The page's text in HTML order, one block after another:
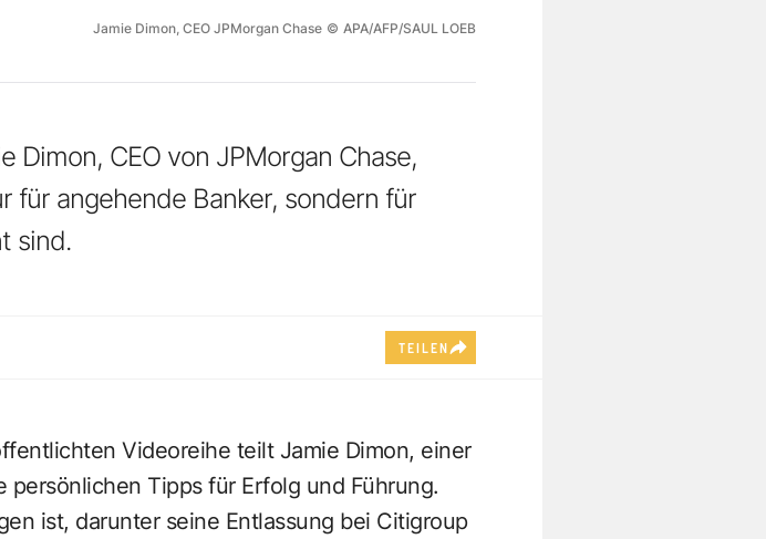
Jamie Dimon, CEO JPMorgan Chase © APA/AFP/SAUL LOEB
Dimon, CEO von JPMorgan Chase,
für angehende Banker, sondern für
sind.
TEILEN
Videoreihe teilt Jamie Dimon, einer
Tipps für Erfolg und Führung.
ist, darunter seine Entlassung bei Citigroup